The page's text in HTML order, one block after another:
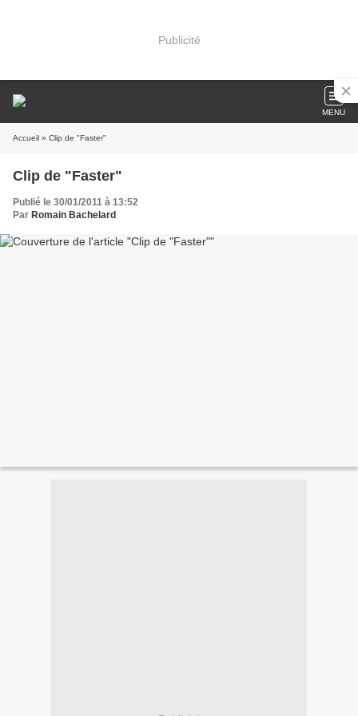
Publicité
MENU
Accueil » Clip de "Faster"
Clip de "Faster"
Publié le 30/01/2011 à 13:52
Par Romain Bachelard